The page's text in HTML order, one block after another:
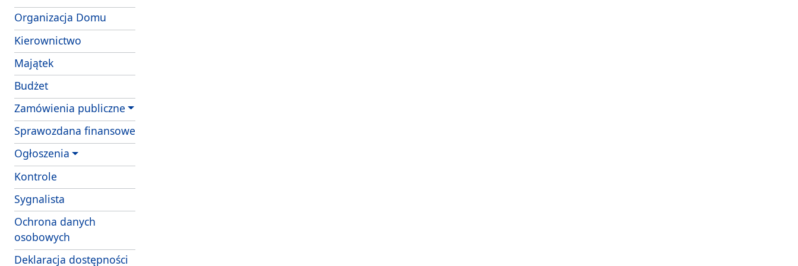
Organizacja Domu
Kierownictwo
Majątek
Budżet
Zamówienia publiczne
Sprawozdana finansowe
Ogłoszenia
Kontrole
Sygnalista
Ochrona danych
osobowych
Deklaracja dostępności